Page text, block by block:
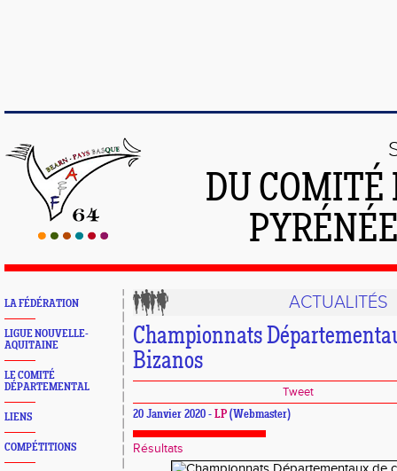
DU
LA FÉDÉRATION
LIGUE NOUVELLE-
AQUITAINE
LE COMITÉ
DÉPARTEMENTAL
LIENS
COMPÉTITIONS
ACTUALITÉS
Championnats
Bizanos
Tweet
20 Janvier 2020 - LP (Webmaster)
Résultats